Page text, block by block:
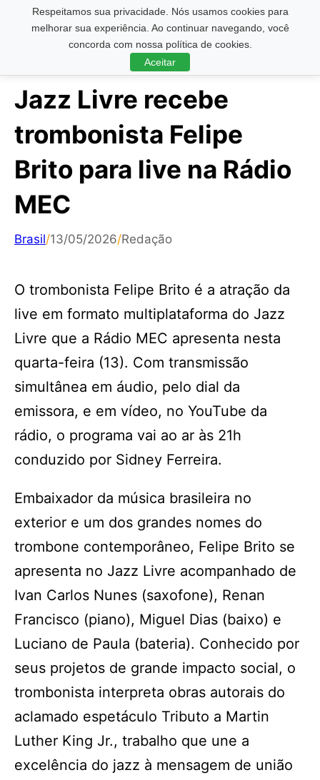
Respeitamos sua privacidade. Nós usamos cookies para
melhorar sua experiência. Ao continuar navegando, você
concorda com nossa política de cookies.
Aceitar
Pesquisar ...
Jazz Livre recebe
trombonista Felipe
Brito para live na Rádio
MEC
Brasil/13/05/2026/Redação
O trombonista Felipe Brito é a atração da
live em formato multiplataforma do Jazz
Livre que a Rádio MEC apresenta nesta
quarta-feira (13). Com transmissão
simultânea em áudio, pelo dial da
emissora, e em vídeo, no YouTube da
rádio, o programa vai ao ar às 21h
conduzido por Sidney Ferreira.
Embaixador da música brasileira no
exterior e um dos grandes nomes do
trombone contemporâneo, Felipe Brito se
apresenta no Jazz Livre acompanhado de
Ivan Carlos Nunes (saxofone), Renan
Francisco (piano), Miguel Dias (baixo) e
Luciano de Paula (bateria). Conhecido por
seus projetos de grande impacto social, o
trombonista interpreta obras autorais do
aclamado espetáculo Tributo a Martin
Luther King Jr., trabalho que une a
excelência do jazz à mensagem de união